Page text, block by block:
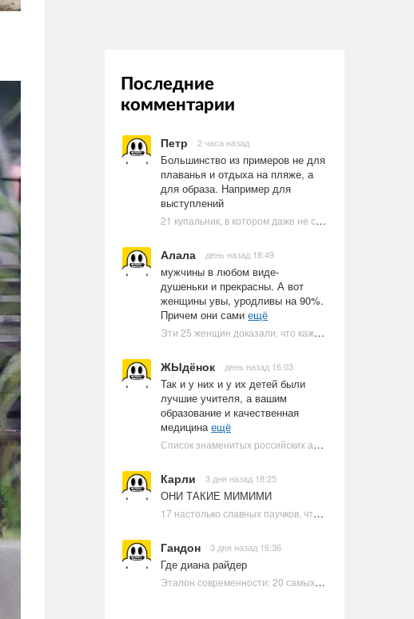
Последние
комментарии
Петр 2 часа назад
Большинство из примеров не для
плаванья и отдыха на пляже, а
для образа. Например для
выступлений
21 купальник, в котором даже не стоит пытаться плавать
Алала день назад 18:49
мужчины в любом виде-
душеньки и прекрасны. А вот
женщины увы, уродливы на 90%.
Причем они сами ещё
Эти 25 женщин доказали, что каждое тело имеет право быть в бикини
ЖЫдёнок день назад 16:03
Так и у них и у их детей были
лучшие учителя, а вашим
образование и качественная
медицинаещё
Список знаменитых российских артистов-евреев | Ультрамарин
Карли 3 дня назад 18:25
ОНИ ТАКИЕ МИМИМИ
17 настолько славных паучков, что даже у арахнофобов появится желание их погладить
Гандон 3 дня назад 16:36
Где диана райдер
Эталон современности: 20 самых красивых и привлекательных актрис Голливуда, по мнению Google | Ультрамарин